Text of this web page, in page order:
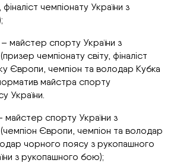
чемпіонату України з
майстер спорту України з
чемпіонату світу, фіналіст
Європи, чемпіон та володар Кубка
майстра спорту
України.
майстер спорту України з
(чемпіон Європи, чемпіон та володар
чорного поясу з рукопашного
з рукопашного бою);